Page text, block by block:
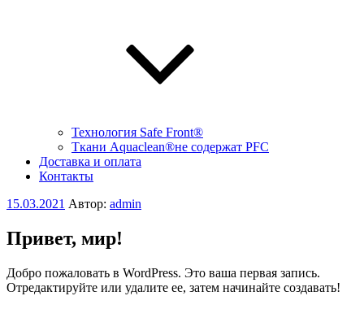
Технология Safe Front®
Ткани Aquaclean®не содержат PFC
Доставка и оплата
Контакты
Опубликовано
15.03.2021 Автор: admin
Привет, мир!
Добро пожаловать в WordPress. Это ваша первая запись.
Отредактируйте или удалите ее, затем начинайте создавать!